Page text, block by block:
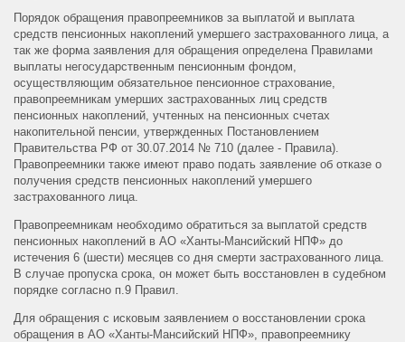
Порядок обращения правопреемников за выплатой и выплата
средств пенсионных накоплений умершего застрахованного лица, а
так же форма заявления для обращения определена Правилами
выплаты негосударственным пенсионным фондом,
осуществляющим обязательное пенсионное страхование,
правопреемникам умерших застрахованных лиц средств
пенсионных накоплений, учтенных на пенсионных счетах
накопительной пенсии, утвержденных Постановлением
Правительства РФ от 30.07.2014 № 710 (далее - Правила).
Правопреемники также имеют право подать заявление об отказе о
получения средств пенсионных накоплений умершего
застрахованного лица.
Правопреемникам необходимо обратиться за выплатой средств
пенсионных накоплений в АО «Ханты-Мансийский НПФ» до
истечения 6 (шести) месяцев со дня смерти застрахованного лица.
В случае пропуска срока, он может быть восстановлен в судебном
порядке согласно п.9 Правил.
Для обращения с исковым заявлением о восстановлении срока
обращения в АО «Ханты-Мансийский НПФ», правопреемнику